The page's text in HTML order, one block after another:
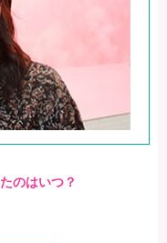
のはいつ？